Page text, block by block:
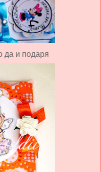
да и подаря